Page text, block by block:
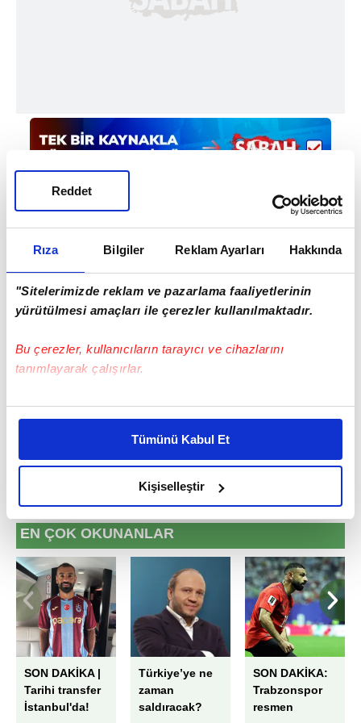
Rıza Bilgiler Reklam Ayarları Hakkında
"Sitelerimizde reklam ve pazarlama faaliyetlerinin
yürütülmesi amaçları ile çerezler kullanılmaktadır.
Bu çerezler, kullanıcıların tarayıcı ve cihazlarını
tanımlayarak çalışırlar.
Bu çerezlere izin vermeniz halinde sizlere özel
daha iyi reklam deneyimi yaşatabiliriz. Bunu yaparken
amacımızın size daha iyi bir reklam deneyimi sunmak
olduğunu ve sizlere en iyi içerikleri sunabilmek adına
elimizden gelen çabayı gösterdiğimizi ve bu noktada,
reklamların maliyetlerimizi karşılamak noktasında tek gelir
kalemimiz olduğunu sizlere hatırlatmak isteriz.
Her halükârda, kullanıcılar, bu çerezlere izin vermedikleri
takdirde, kullanıcılara hedefli reklamlar
gösterilmeyecektir."
Sizlere daha iyi bir hizmet sunabilmek için İnternet
Sitemizde kendimize ve üçüncü kişilere ait çerezler
kullanılmaktadır. Bu çerezler vasıtasıyla çeşitli kişisel
Tümünü Kabul Et
Kişiselleştir
Reddet
Haber Girişi
Mete Efendioğlu - Editör
#AVRUPA #F BAHÇE
EN ÇOK OKUNANLAR
SON DAKİKA |
Tarihi transfer
İstanbul'da!
Türkiye’ye ne
zaman
saldıracak?
SON DAKİKA:
Trabzonspor
resmen